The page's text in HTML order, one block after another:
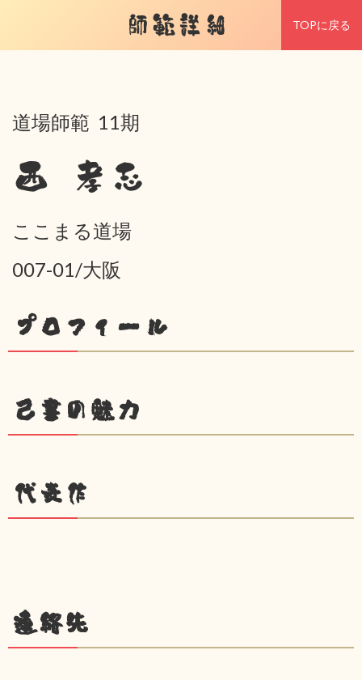
師範詳細 TOPに戻る
道場師範 11期
西 孝志
ここまる道場
007-01/大阪
プロフィール
己書の魅力
代表作
連絡先